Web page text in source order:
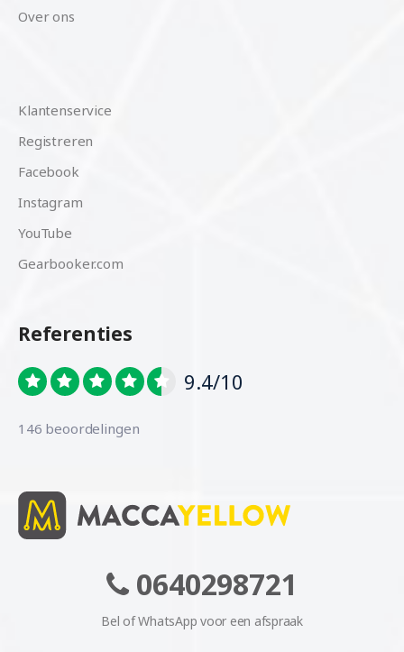
Over ons
Klantenservice
Registreren
Facebook
Instagram
YouTube
Gearbooker.com
Referenties
9.4/10
146 beoordelingen
0640298721
Bel of WhatsApp voor een afspraak